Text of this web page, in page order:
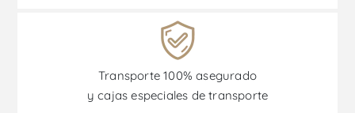
Transporte 100% asegurado
y cajas especiales de transporte